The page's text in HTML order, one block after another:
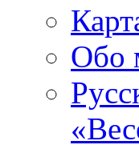
Обо